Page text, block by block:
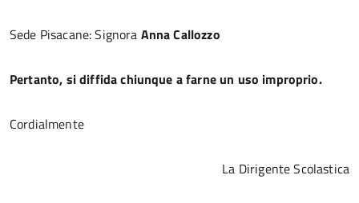
Sede Pisacane: Signora Anna Callozzo
Pertanto, si diffida chiunque a farne un uso improprio.
Cordialmente
La Dirigente Scolastica